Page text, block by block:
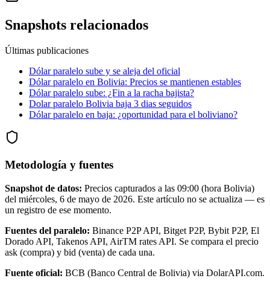
Snapshots relacionados
Últimas publicaciones
Dólar paralelo sube y se aleja del oficial
Dólar paralelo en Bolivia: Precios se mantienen estables
Dólar paralelo sube: ¿Fin a la racha bajista?
Dolar paralelo Bolivia baja 3 dias seguidos
Dólar paralelo en baja: ¿oportunidad para el boliviano?
Metodología y fuentes
Snapshot de datos: Precios capturados a las 09:00 (hora Bolivia)
del miércoles, 6 de mayo de 2026. Este artículo no se actualiza — es
un registro de ese momento.
Fuentes del paralelo: Binance P2P API, Bitget P2P, Bybit P2P, El
Dorado API, Takenos API, AirTM rates API. Se compara el precio
ask (compra) y bid (venta) de cada una.
Fuente oficial: BCB (Banco Central de Bolivia) via DolarAPI.com.